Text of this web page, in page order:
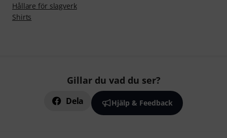
Hållare för slagverk
Shirts
Gillar du vad du ser?
Dela Hjälp & Feedback